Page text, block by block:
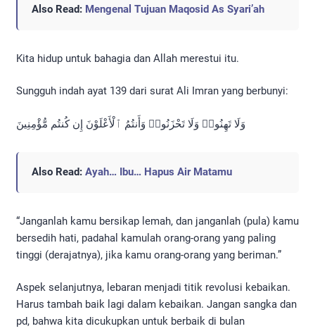
Also Read: Mengenal Tujuan Maqosid As Syari’ah
Kita hidup untuk bahagia dan Allah merestui itu.
Sungguh indah ayat 139 dari surat Ali Imran yang berbunyi:
وَلَا تَهِنُوا۟ وَلَا تَحْزَنُوا۟ وَأَنتُمُ ٱلْأَعْلَوْنَ إِن كُنتُم مُّؤْمِنِينَ
Also Read: Ayah… Ibu… Hapus Air Matamu
“Janganlah kamu bersikap lemah, dan janganlah (pula) kamu
bersedih hati, padahal kamulah orang-orang yang paling
tinggi (derajatnya), jika kamu orang-orang yang beriman.”
Aspek selanjutnya, lebaran menjadi titik revolusi kebaikan.
Harus tambah baik lagi dalam kebaikan. Jangan sangka dan
pd, bahwa kita dicukupkan untuk berbaik di bulan